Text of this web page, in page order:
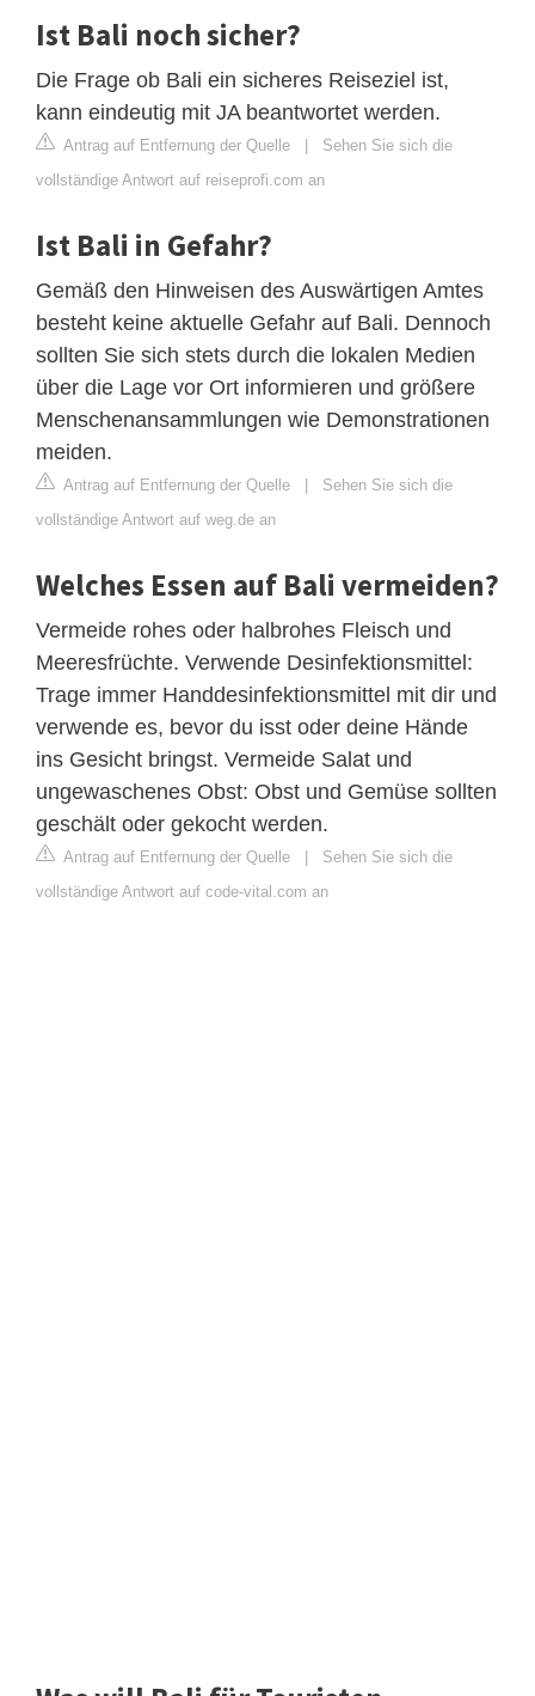
Ist Bali noch sicher?
Die Frage ob Bali ein sicheres Reiseziel ist,
kann eindeutig mit JA beantwortet werden.
Antrag auf Entfernung der Quelle | Sehen Sie sich die
vollständige Antwort auf reiseprofi.com an
Ist Bali in Gefahr?
Gemäß den Hinweisen des Auswärtigen Amtes
besteht keine aktuelle Gefahr auf Bali. Dennoch
sollten Sie sich stets durch die lokalen Medien
über die Lage vor Ort informieren und größere
Menschenansammlungen wie Demonstrationen
meiden.
Antrag auf Entfernung der Quelle | Sehen Sie sich die
vollständige Antwort auf weg.de an
Welches Essen auf Bali vermeiden?
Vermeide rohes oder halbrohes Fleisch und
Meeresfrüchte. Verwende Desinfektionsmittel:
Trage immer Handdesinfektionsmittel mit dir und
verwende es, bevor du isst oder deine Hände
ins Gesicht bringst. Vermeide Salat und
ungewaschenes Obst: Obst und Gemüse sollten
geschält oder gekocht werden.
Antrag auf Entfernung der Quelle | Sehen Sie sich die
vollständige Antwort auf code-vital.com an